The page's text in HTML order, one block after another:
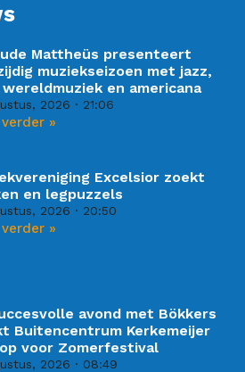
Mattheüs presenteert
muziekseizoen met jazz,
en americana
2026 21:06
»
Excelsior zoekt
en legpuzzels
2026 20:50
»
avond met Bökkers
Buitencentrum Kerkemeijer
voor Zomerfestival
2026 08:49